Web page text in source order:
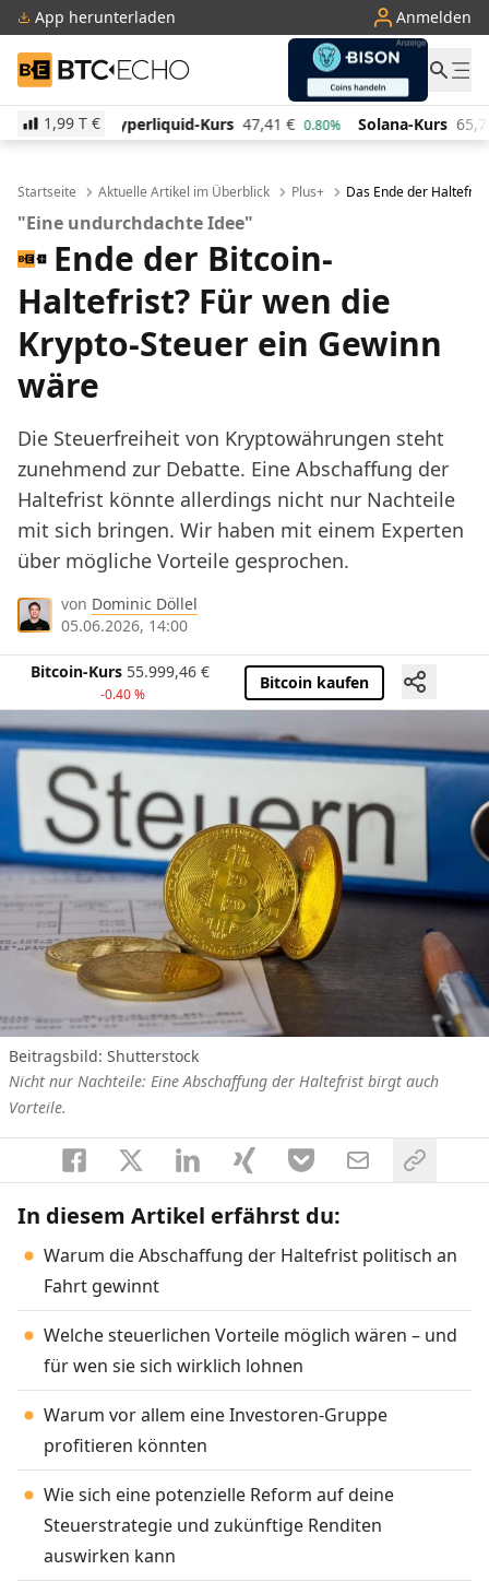
App herunterladen Anmelden
BTC-ECHO
1,99 T €
Kurs 47,41 € 0.80% Solana-Kurs 65,70 € 1.30% TRON-Kurs
Startseite Aktuelle Artikel im Überblick Plus+ Das Ende der
"Eine undurchdachte Idee"
Ende der Bitcoin-
Haltefrist? Für wen die
Krypto-Steuer ein Gewinn
wäre
Die Steuerfreiheit von Kryptowährungen steht
zunehmend zur Debatte. Eine Abschaffung der
Haltefrist könnte allerdings nicht nur Nachteile
mit sich bringen. Wir haben mit einem Experten
über mögliche Vorteile gesprochen.
von Dominic Döllel
05.06.2026, 14:00
Bitcoin-Kurs 55.999,46 €
-0.40 %
Bitcoin kaufen
Beitragsbild: Shutterstock
Nicht nur Nachteile: Eine Abschaffung der Haltefrist birgt auch
Vorteile.
In diesem Artikel erfährst du:
Warum die Abschaffung der Haltefrist politisch an
Fahrt gewinnt
Welche steuerlichen Vorteile möglich wären – und
für wen sie sich wirklich lohnen
Warum vor allem eine Investoren-Gruppe
profitieren könnten
Wie sich eine potenzielle Reform auf deine
Steuerstrategie und zukünftige Renditen
auswirken kann